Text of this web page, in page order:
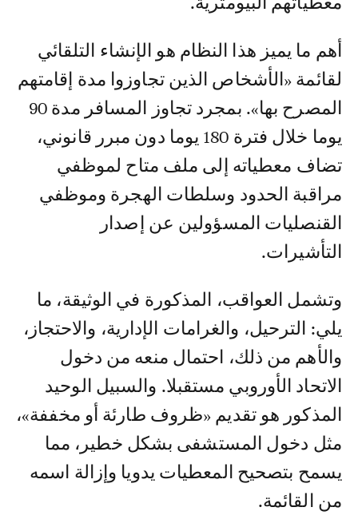
أهم ما يميز هذا النظام هو الإنشاء التلقائي
لقائمة «الأشخاص الذين تجاوزوا مدة إقامتهم
المصرح بها». بمجرد تجاوز المسافر مدة 90
يوما خلال فترة 180 يوما دون مبرر قانوني،
تضاف معطياته إلى ملف متاح لموظفي
مراقبة الحدود وسلطات الهجرة وموظفي
القنصليات المسؤولين عن إصدار
التأشيرات.
وتشمل العواقب، المذكورة في الوثيقة، ما
يلي: الترحيل، والغرامات الإدارية، والاحتجاز،
والأهم من ذلك، احتمال منعه من دخول
الاتحاد الأوروبي مستقبلا. والسبيل الوحيد
المذكور هو تقديم «ظروف طارئة أو مخففة»،
مثل دخول المستشفى بشكل خطير، مما
يسمح بتصحيح المعطيات يدويا وإزالة اسمه
من القائمة.